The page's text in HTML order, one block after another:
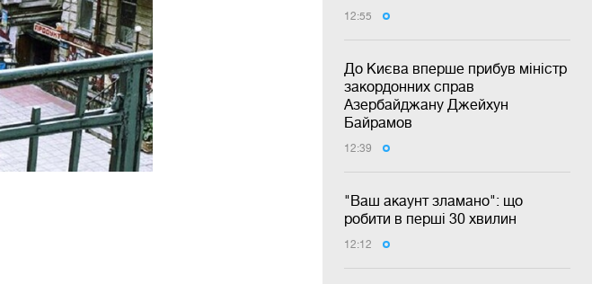
12:55
До Києва вперше прибув міністр
закордонних справ
Азербайджану Джейхун
Байрамов
12:39
"Ваш акаунт зламано": що
робити в перші 30 хвилин
12:12